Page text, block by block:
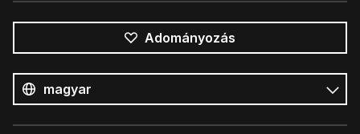
Adományozás
nyelv
Nyelv